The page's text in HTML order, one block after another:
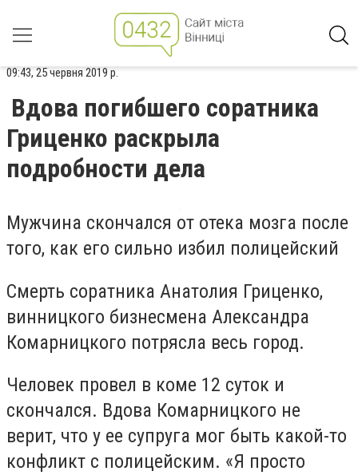
09:43, 25 червня 2019 р.
Вдова погибшего соратника
Гриценко раскрыла
подробности дела
Мужчина скончался от отека мозга после
того, как его сильно избил полицейский
Смерть соратника Анатолия Гриценко,
винницкого бизнесмена Александра
Комарницкого потрясла весь город.
Человек провел в коме 12 суток и
скончался. Вдова Комарницкого не
верит, что у ее супруга мог быть какой-то
конфликт с полицейским. «Я просто